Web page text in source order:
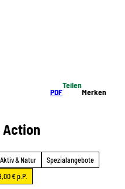
PDF
Teilen
Merken
Action
Aktiv & Natur
Spezialangebote
€ p.P.